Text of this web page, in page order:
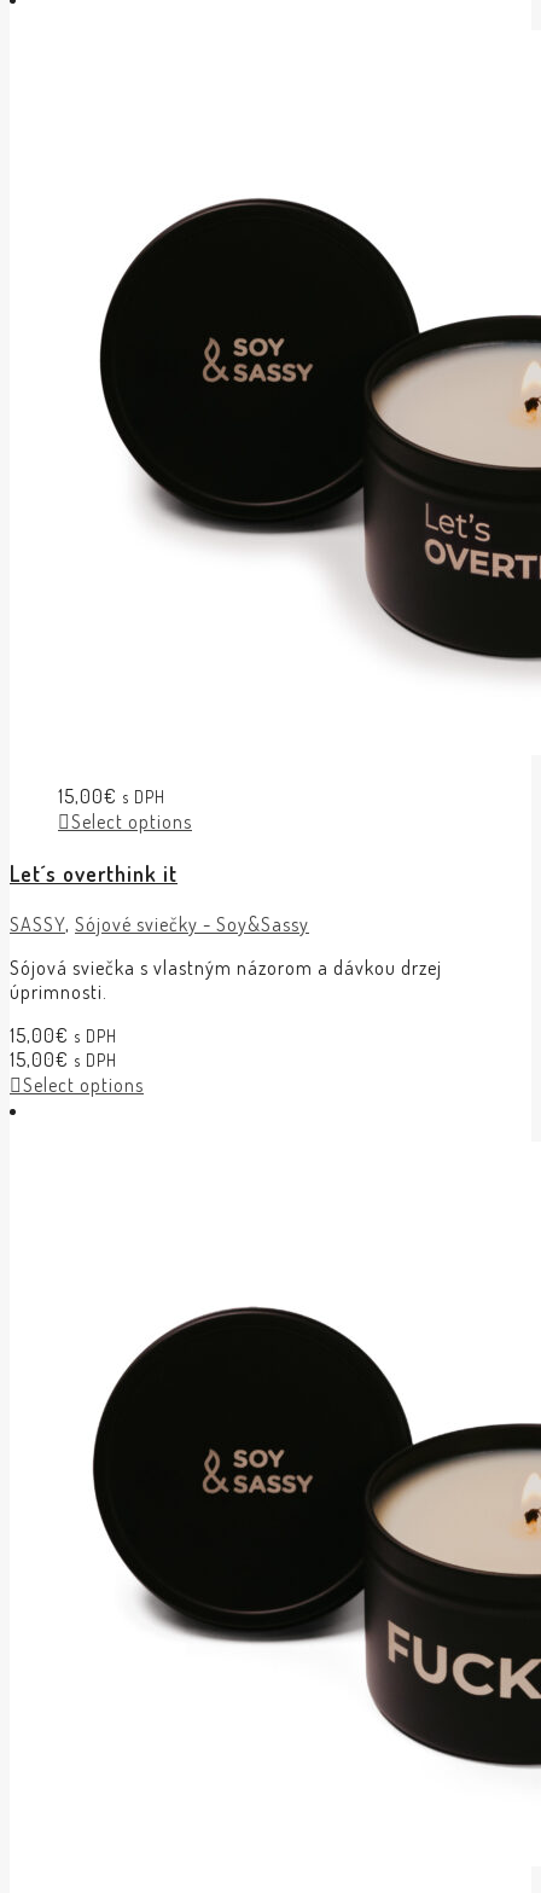
15,00€ s DPH
Select options
Let´s overthink it
SASSY, Sójové sviečky - Soy&Sassy
Sójová sviečka s vlastným názorom a dávkou drzej
úprimnosti.
15,00€ s DPH
15,00€ s DPH
Select options